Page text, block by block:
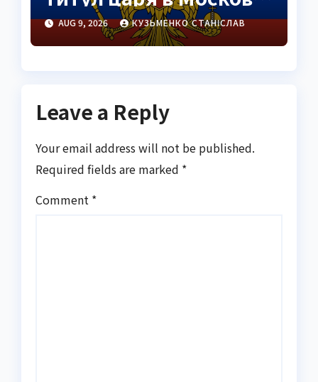
історія Івана Грозного
AUG 9, 2026 КУЗЬМЕНКО СТАНІСЛАВ
Leave a Reply
Your email address will not be published.
Required fields are marked *
Comment *